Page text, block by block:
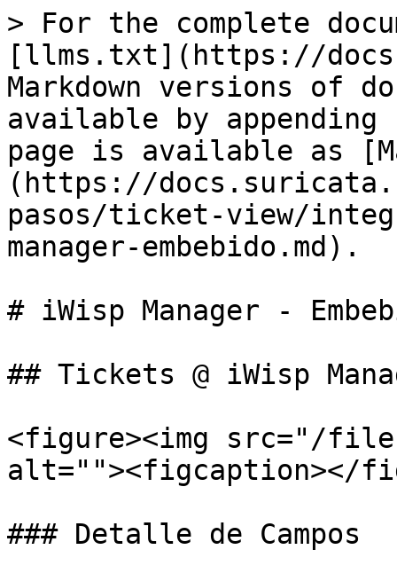
> For the complete
[llms.txt](https://
Markdown versions of
available by
page is available as
(https://
pasos/ticket-view/
manager-embebido.md).
# iWisp Manager -
## Tickets @ iWisp
<figure><img src="/files/
alt=""><figcaption></
### Detalle de Campos